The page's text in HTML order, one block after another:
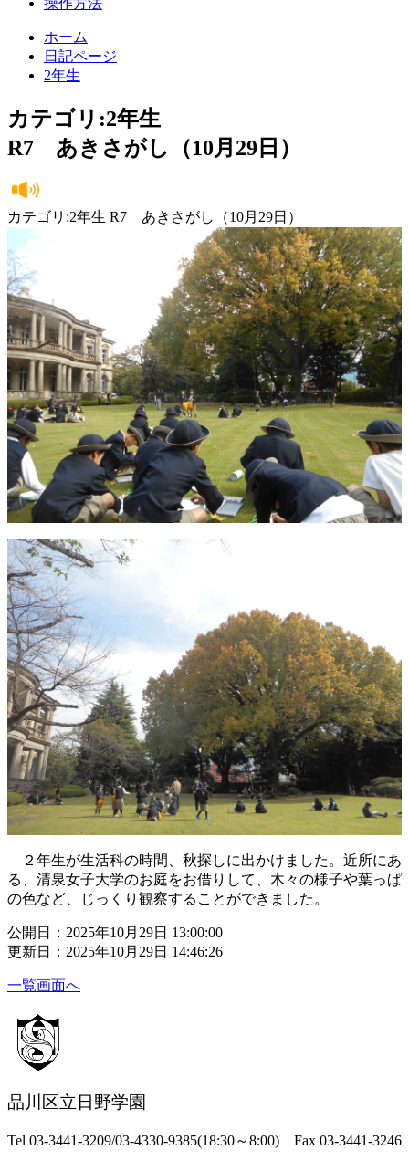
ホーム
日記ページ
2年生
カテゴリ:2年生
R7 あきさがし（10月29日）
カテゴリ:2年生 R7 あきさがし（10月29日）
２年生が生活科の時間、秋探しに出かけました。近所にあ
る、清泉女子大学のお庭をお借りして、木々の様子や葉っぱ
の色など、じっくり観察することができました。
公開日：2025年10月29日 13:00:00
更新日：2025年10月29日 14:46:26
一覧画面へ
品川区立日野学園
Tel 03-3441-3209/03-4330-9385(18:30～8:00) Fax 03-3441-3246